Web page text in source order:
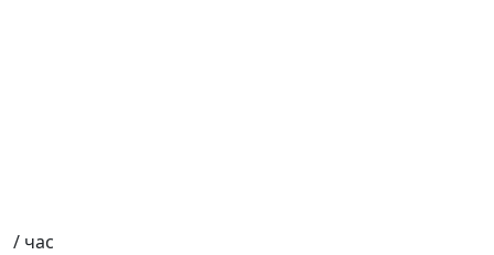
/ час